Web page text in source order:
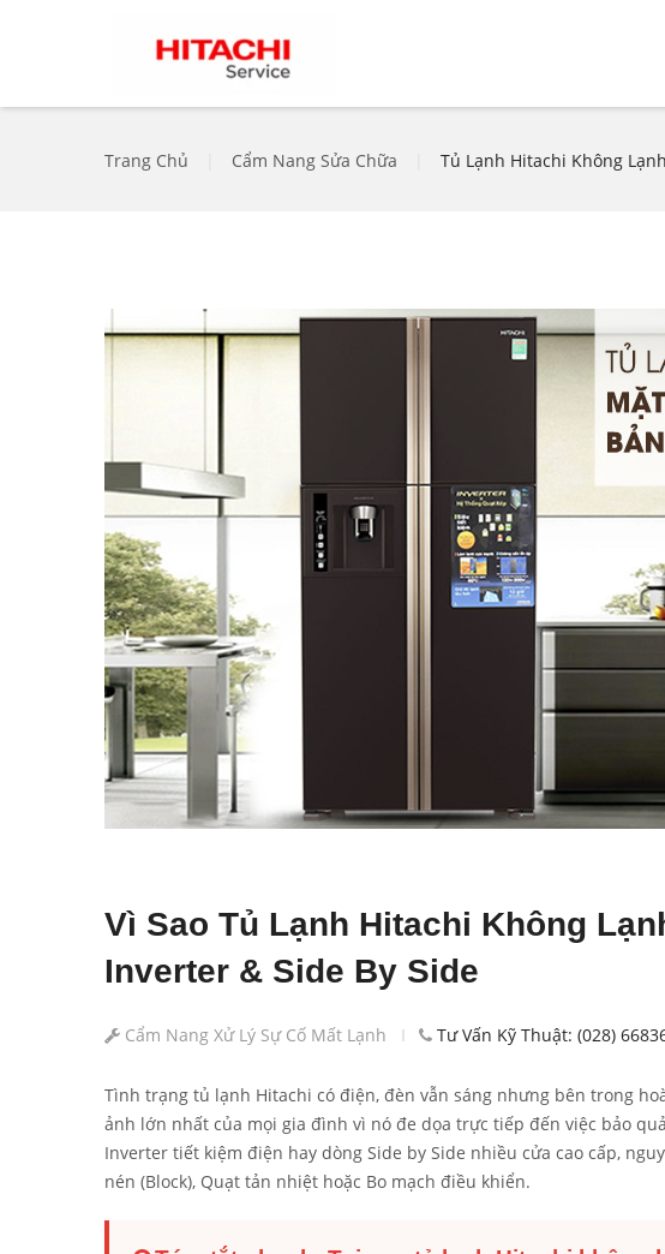
Trang Chủ Cẩm Nang Sửa Chữa Tủ Lạnh Hitachi Không Lạnh
Vì Sao Tủ Lạnh Hitachi Không
Inverter & Side By Side
Cẩm Nang Xử Lý Sự Cố Mất Lạnh Tư Vấn Kỹ Thuật: (028)
Tình trạng tủ lạnh Hitachi có điện, đèn vẫn sáng nhưng bên trong
ảnh lớn nhất của mọi gia đình vì nó đe dọa trực tiếp đến việc bảo
Inverter tiết kiệm điện hay dòng Side by Side nhiều cửa cao cấp,
nén (Block), Quạt tản nhiệt hoặc Bo mạch điều khiển.